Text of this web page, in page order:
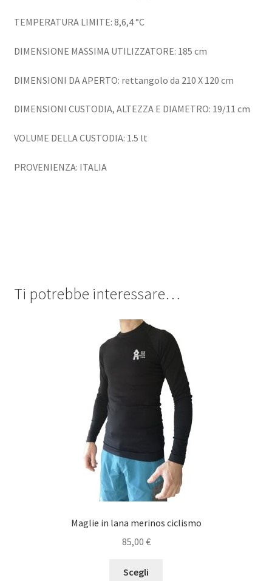
TEMPERATURA LIMITE: 8,6,4 °C
DIMENSIONE MASSIMA UTILIZZATORE: 185 cm
DIMENSIONI DA APERTO: rettangolo da 210 X 120 cm
DIMENSIONI CUSTODIA, ALTEZZA E DIAMETRO: 19/11 cm
VOLUME DELLA CUSTODIA: 1.5 lt
PROVENIENZA: ITALIA
Ti potrebbe interessare…
Maglie in lana merinos ciclismo
85,00 €
Scegli